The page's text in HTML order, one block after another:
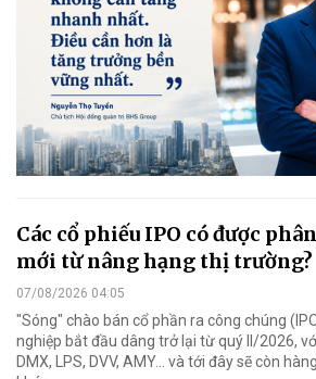
Các cổ phiếu IPO có được
mới từ nâng hạng thị trường?
07/08/2026 04:05
"Sóng" chào bán cổ phần ra công chúng
nghiệp bắt đầu dâng trở lại từ quý II/2026,
DMX, LPS, DVV, AMY... và tới đây sẽ còn